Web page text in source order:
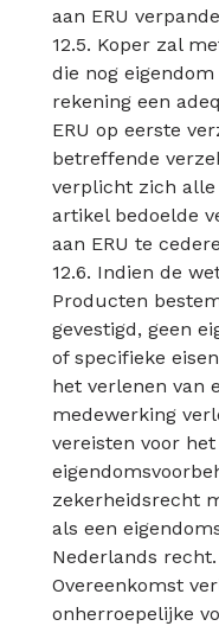
aan ERU
12.5. Koper zal
die nog eigendom
rekening een
ERU op eerste
betreffende
verplicht zich alle
artikel bedoelde
aan ERU te
12.6. Indien de
Producten
gevestigd, geen
of specifieke
het verlenen van
medewerking
vereisten voor
zekerheidsrecht
als een
Nederlands
Overeenkomst
onherroepelijke